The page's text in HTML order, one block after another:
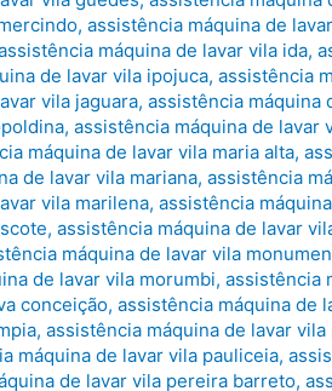
,assistência máquina de
máquina de lavar vila ida,
de lavar vila ipojuca,assistência
vila jaguara,assistência máquina
,assistência máquina de lavar
máquina de lavar vila maria alta,
de lavar vila mariana,assistência
vila marilena,assistência
,assistência máquina de lavar
máquina de lavar vila
de lavar vila morumbi,assistência
conceição,assistência máquina de
,assistência máquina de lavar vila
máquina de lavar vila pauliceia,
de lavar vila pereira barreto,